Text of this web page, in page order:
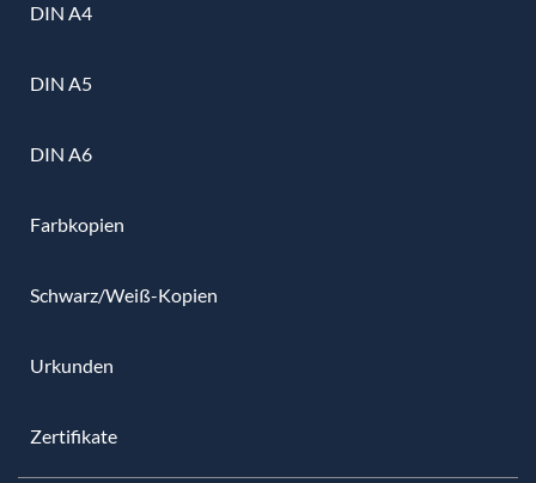
DIN A4
DIN A5
DIN A6
Farbkopien
Schwarz/Weiß-Kopien
Urkunden
Zertifikate